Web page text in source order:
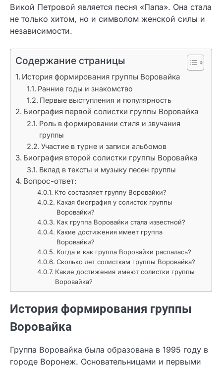
Викой Петровой является песня «Папа». Она стала
не только хитом, но и символом женской силы и
независимости.
Содержание страницы
История формирования группы Воровайка
Ранние годы и знакомство
Первые выступления и популярность
Биография первой солистки группы Воровайка
Роль в формировании стиля и звучания
группы
Участие в турне и записи альбомов
Биография второй солистки группы Воровайка
Вклад в тексты и музыку песен группы
Вопрос-ответ:
Кто составляет группу Воровайки?
Какая биография у солисток группы
Воровайки?
Как группа Воровайки стала известной?
Какие достижения имеет группа
Воровайки?
Когда и как группа Воровайки распалась?
Сколько лет солисткам группы Воровайка?
Какие достижения имеют солистки группы
Воровайка?
История формирования группы
Воровайка
Группа Воровайка была образована в 1995 году в
городе Воронеж. Основательницами и первыми